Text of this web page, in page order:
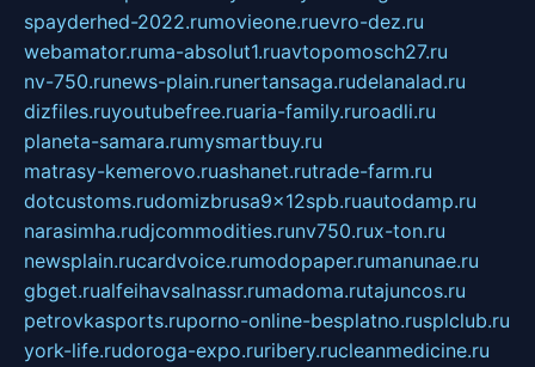
spayderhed-2022.rumovieone.ruevro-dez.ru
webamator.ruma-absolut1.ruavtopomosch27.ru
nv-750.runews-plain.runertansaga.rudelanalad.ru
dizfiles.ruyoutubefree.ruaria-family.ruroadli.ru
planeta-samara.rumysmartbuy.ru
matrasy-kemerovo.ruashanet.rutrade-farm.ru
dotcustoms.rudomizbrusa9x12spb.ruautodamp.ru
narasimha.rudjcommodities.runv750.rux-ton.ru
newsplain.rucardvoice.rumodopaper.rumanunae.ru
gbget.rualfeihavsalnassr.rumadoma.rutajuncos.ru
petrovkasports.ruporno-online-besplatno.rusplclub.ru
york-life.rudoroga-expo.ruribery.rucleanmedicine.ru